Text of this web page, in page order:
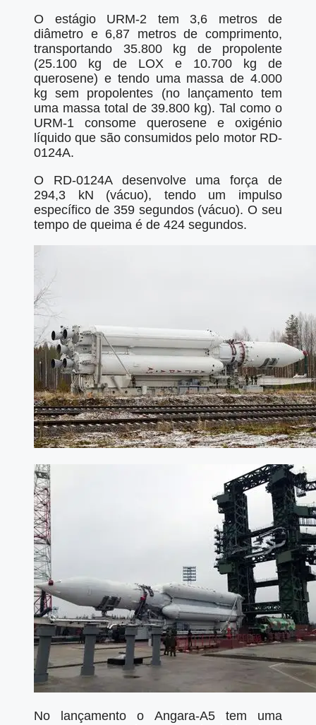
O estágio URM-2 tem 3,6 metros de
diâmetro e 6,87 metros de comprimento,
transportando 35.800 kg de propolente
(25.100 kg de LOX e 10.700 kg de
querosene) e tendo uma massa de 4.000
kg sem propolentes (no lançamento tem
uma massa total de 39.800 kg). Tal como o
URM-1 consome querosene e oxigénio
líquido que são consumidos pelo motor RD-
0124A.
O RD-0124A desenvolve uma força de
294,3 kN (vácuo), tendo um impulso
específico de 359 segundos (vácuo). O seu
tempo de queima é de 424 segundos.
No lançamento o Angara-A5 tem uma